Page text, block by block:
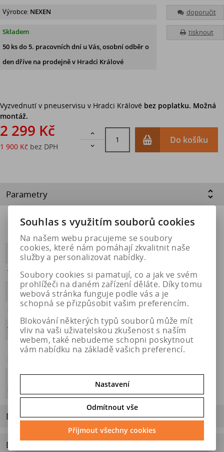
doporučit
tisknout
Výrobce: NEXEN
Skladem
50 ksdo 5. pracovních dní u Vás, osobní odběr o
den dříve na prodejněv Hradci Králové
Vyzvednutí v pneuservisu v Hradci Králové bez poplatku. Možná
montáž.
2 299 Kč
1 900 Kč bez DPH


Do košíku
Parametry
Přilnavost na
ledu
NE
PŘILNAVOST B
Třída hluku B
HLUČNOST 72
OBDOBÍ letní
VALIVÝ ODPOR C
Přilnavost na
sněhu
NE
štítek
Dotaz na výrobek
Doporučit výrobek
Souhlas s využitím souborů cookies
Na našem webu pracujeme se soubory
cookies, které nám pomáhají zkvalitnit naše
služby a personalizovat nabídky.
Soubory cookies si pamatují, co a jak ve svém
prohlížeči na daném zařízení děláte. Díky tomu
webová stránka funguje podle vás a je
schopná se přizpůsobit vašim preferencím.
Blokování některých typů souborů může mít
vliv na vaši uživatelskou zkušenost s naším
webem, také nebudeme schopni poskytnout
vám nabídku na základě vašich preferencí.
Nastavení
Odmítnout vše
Přijmout všechny cookies